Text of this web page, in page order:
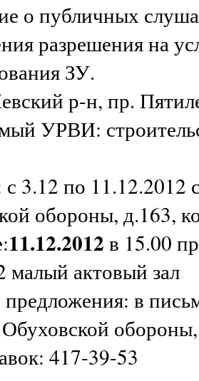
о публичных
разрешения на
ЗУ.
р-н, пр.
УРВИ:
3.12 по 11.12.2012
обороны, д.163,
11.12.2012 в 15.00
малый актовый зал
в
417-39-53